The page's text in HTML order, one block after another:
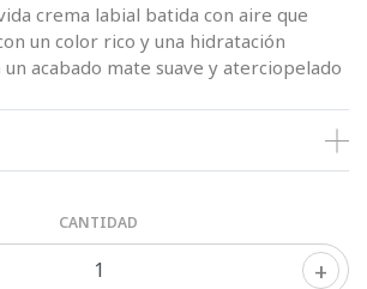
crema labial batida con aire que
un color rico y una hidratación
acabado mate suave y aterciopelado
CANTIDAD
+